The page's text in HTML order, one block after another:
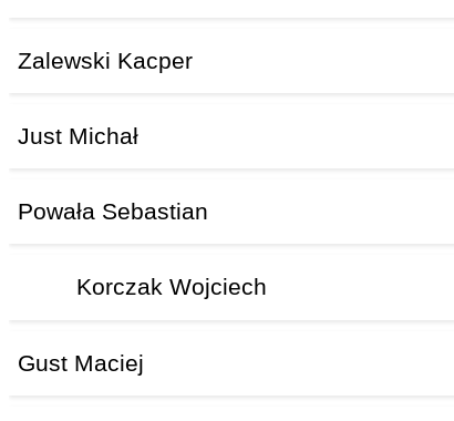
Zalewski Kacper
Just Michał
Powała Sebastian
Korczak Wojciech
Gust Maciej